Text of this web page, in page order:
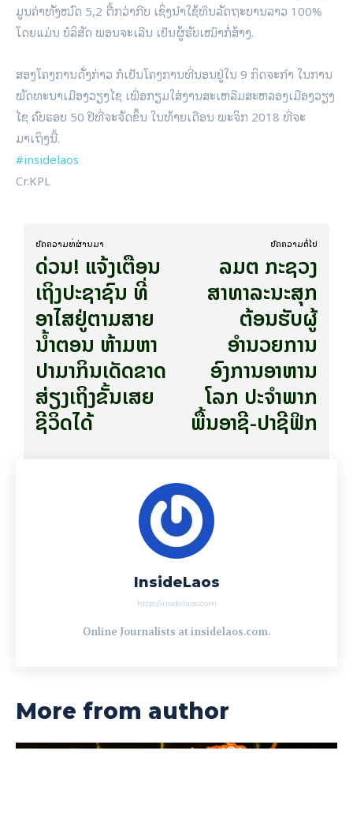
ມູນຄ່າທັງໝົດ 5,2 ຕື້ກວ່າກີບ ​​ເຊິ່ງນຳໃຊ້ທຶນລັດຖະບານລາວ 100%
ໂດຍແມ່ນ ບໍລິສັດ ພອນຈະເລີນ ເປັນຜູ້ຮັບເໝົາກໍ່ສ້າງ.
ສອງ​ໂຄງການ​ດັ່ງກ່າວ ກໍເປັນໂຄງການທີ່ນອນຢູ່ໃນ 9 ກິດຈະກຳ ໃນການ
ພັດທະນາເມືອງວຽງໄຊ ເພື່ອກຽມໃສ່ງານສະເຫລີມສະຫລອງເມືອງວຽງ
ໄຊ ຄົບຮອບ 50 ປີທີ່ຈະຈັດຂຶ້ນ ໃນທ້າຍເດືອນ ພະຈິກ 2018 ທີ່ຈະ
ມາເຖິງນີ້.
#insidelaos
Cr.KPL
ບົດ​ຄວາມ​ທີ່​ຜ່ານ​ມາ
ດ່ວນ! ແຈ້ງເຕືອນ
ເຖິງປະຊາຊົນ ທີ່
ອາໄສຢູ່ຕາມສາຍ
ນ້ຳຕອນ ຫ້າມຫາ
ປາມາກິນເດັດຂາດ
ສ່ຽງເຖິງຂັ້ນເສຍ
ຊີວິດໄດ້
ບົດ​ຄວາມ​ຕໍ່​ໄປ
ລມຕ ກະຊວງ
ສາທາລະນະສຸກ
ຕ້ອນຮັບຜູ້
ອຳນວຍການ
ອົງການອາຫານ
ໂລກ ປະຈຳພາກ
ພື້ນອາຊີ-ປາຊີຟິກ
InsideLaos
http://insidelaos.com
Online Journalists at insidelaos.com.
More from author